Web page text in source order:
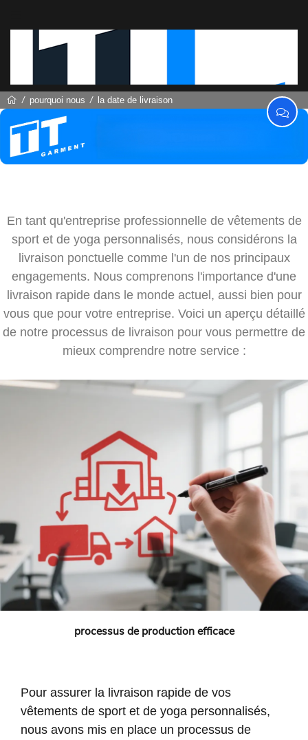
pourquoi nous la date de livraison
la date de livraison
En tant qu'entreprise professionnelle de vêtements de
sport et de yoga personnalisés, nous considérons la
livraison ponctuelle comme l'un de nos principaux
engagements. Nous comprenons l'importance d'une
livraison rapide dans le monde actuel, aussi bien pour
vous que pour votre entreprise. Voici un aperçu détaillé
de notre processus de livraison pour vous permettre de
mieux comprendre notre service :
processus de production efficace
Pour assurer la livraison rapide de vos
vêtements de sport et de yoga personnalisés,
nous avons mis en place un processus de